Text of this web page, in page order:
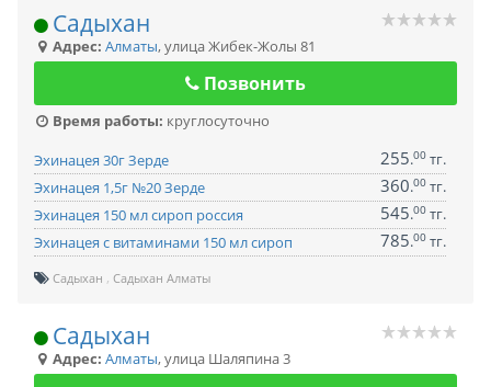
Садыхан
Адрес: Алматы,улица Жибек-Жолы 81
Позвонить
Время работы: круглосуточно
Эхинацея 30г Зерде
255.00 тг.
Эхинацея 1,5г №20 Зерде
360.00 тг.
Эхинацея 150 мл сироп россия
545.00 тг.
Эхинацея с витаминами 150 мл сироп
785.00 тг.
Садыхан Садыхан Алматы
Садыхан
Адрес: Алматы,улица Шаляпина 3